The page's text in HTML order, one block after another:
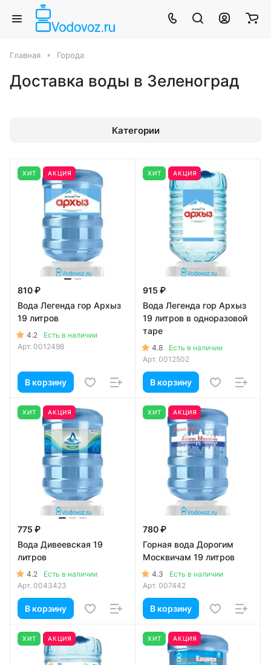
Главная Города
Доставка воды в Зеленоград
Категории
ХИТ АКЦИЯ
810 ₽
Вода Легенда гор Архыз
19 литров
4.2
Есть в наличии
Арт. 0012498
В корзину
ХИТ АКЦИЯ
915 ₽
Вода Легенда гор Архыз
19 литров в одноразовой
таре
4.8
Есть в наличии
Арт. 0012502
В корзину
ХИТ АКЦИЯ
775 ₽
Вода Дивеевская 19
литров
4.2
Есть в наличии
Арт. 0043423
В корзину
ХИТ АКЦИЯ
780 ₽
Горная вода Дорогим
Москвичам 19 литров
4.3
Есть в наличии
Арт. 007442
В корзину
ХИТ АКЦИЯ ХИТ АКЦИЯ